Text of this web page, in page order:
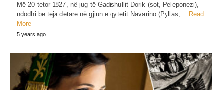
Më 20 tetor 1827, në jug të Gadishullit Dorik (sot, Peleponezi),
ndodhi be.teja detare në gjiun e qytetit Navarino (Pyllas,… Read
More
5 years ago